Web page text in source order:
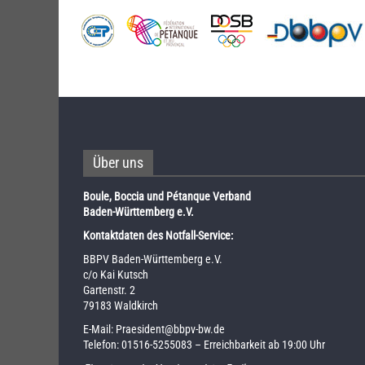
Über uns
Boule, Boccia und Pétanque Verband
Baden-Württemberg e.V.
Kontaktdaten des Notfall-Service:
BBPV Baden-Württemberg e.V.
c/o Kai Kutsch
Gartenstr. 2
79183 Waldkirch
E-Mail: Praesident@bbpv-bw.de
Telefon:01516-5255083 – Erreichbarkeit ab 19:00 Uhr